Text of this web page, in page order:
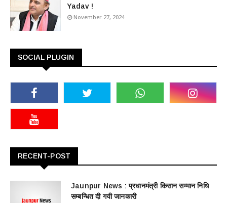
Yadav !
November 27, 2024
SOCIAL PLUGIN
RECENT-POST
Jaunpur News : ​प्रधानमंत्री किसान सम्मान निधि
सम्बन्धित दी गयी जानकारी